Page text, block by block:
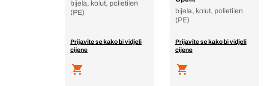
bijela, kolut, polietilen
(PE)
Prijavite se kako bi vidjeli
cijene
bijela, kolut, polietilen
(PE)
Prijavite se kako bi vidjeli
cijene